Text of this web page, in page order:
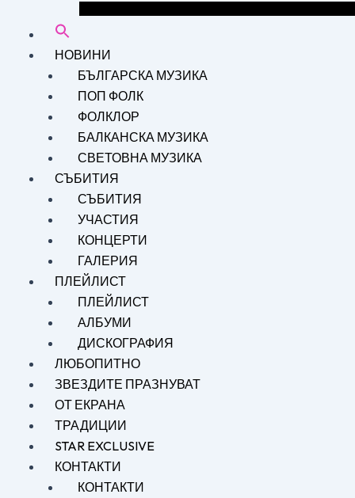
НОВИНИ
БЪЛГАРСКА МУЗИКА
ПОП ФОЛК
ФОЛКЛОР
БАЛКАНСКА МУЗИКА
СВЕТОВНА МУЗИКА
СЪБИТИЯ
СЪБИТИЯ
УЧАСТИЯ
КОНЦЕРТИ
ГАЛЕРИЯ
ПЛЕЙЛИСТ
ПЛЕЙЛИСТ
АЛБУМИ
ДИСКОГРАФИЯ
ЛЮБОПИТНО
ЗВЕЗДИТЕ ПРАЗНУВАТ
ОТ ЕКРАНА
ТРАДИЦИИ
STAR EXCLUSIVE
КОНТАКТИ
КОНТАКТИ